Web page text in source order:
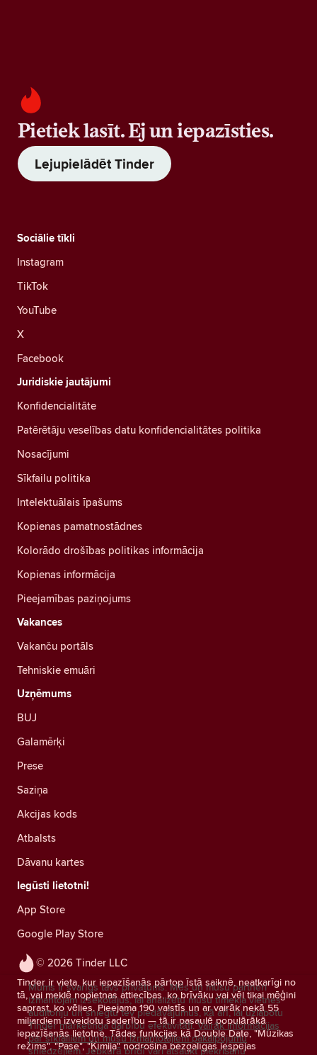
Pietiek lasīt. Ej un iepazīsties.
Lejupielādēt Tinder
© 2026 Tinder LLC
Tinder ir vieta, kur iepazīšanās pārtop īstā saiknē, neatkarīgi no
tā, vai meklē nopietnas attiecības, ko brīvāku vai vēl tikai mēģini
saprast, ko vēlies. Pieejama 190 valstīs un ar vairāk nekā 55
miljardiem izveidotu saderību — tā ir pasaulē populārākā
iepazīšanās lietotne. Tādas funkcijas kā Double Date, "Mūzikas
režīms", "Pase", "Ķīmija" nodrošina bezgalīgas iespējas
Sociālie tīkli
Instagram
TikTok
YouTube
X
Facebook
Juridiskie jautājumi
Konfidencialitāte
Patērētāju veselības datu konfidencialitātes politika
Nosacījumi
Sīkfailu politika
Intelektuālais īpašums
Kopienas pamatnostādnes
Kolorādo drošības politikas informācija
Kopienas informācija
Pieejamības paziņojums
Vakances
Vakanču portāls
Tehniskie emuāri
Uzņēmums
BUJ
Galamērķi
Prese
Saziņa
Akcijas kods
Atbalsts
Dāvanu kartes
Iegūsti lietotni!
App Store
Google Play Store
Mums ir svarīgs tavs privātums. Mēs un mūsu partneri
izmantojam izsekotājus, lai analizētu mūsu tīmekļa vietnes
auditoriju un sniegtu tev piedāvājumus, kā arī, lai uzlabotu
Tinder mārketinga darbību efektivitāti. Vairāk informācijas
par sīkfailiem un mūsu izmantotajiem pakalpojumu
sniedzējiem. Jebkurā brīdī vari atsaukt piekrišanu